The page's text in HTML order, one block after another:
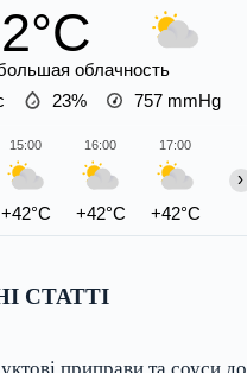
облачность
23% 757 mmHg
15:00
+42°C
16:00
+42°C
17:00
+42°C
›
СТАТТІ